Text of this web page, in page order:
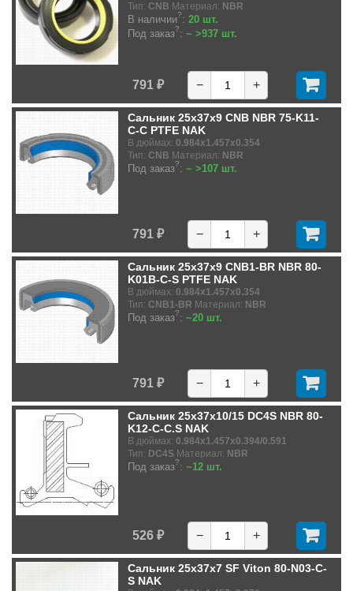
Тип: CNB Материал: NBR
В наличии?: 20 шт.
Под заказ?: ~ >937 шт.
791 ₽ − +
Сальник 25x37x9 CNB NBR 75-K11-
C-C PTFE NAK
В дюймах: 0.984x1.457x0.354
Тип: CNB Материал: NBR
Под заказ?: ~ >107 шт.
791 ₽ − +
Сальник 25x37x9 CNB1-BR NBR 80-
K01B-C-S PTFE NAK
В дюймах: 0.984x1.457x0.354
Тип: CNB1-BR Материал: NBR
Под заказ?: ~20 шт.
791 ₽ − +
Сальник 25x37x10/15 DC4S NBR 80-
K12-C-C.S NAK
В дюймах: 0.984x1.457x0.394/0.591
Тип: DC4S Материал: NBR
Под заказ?: ~12 шт.
526 ₽ − +
Сальник 25x37x7 SF Viton 80-N03-C-
S NAK